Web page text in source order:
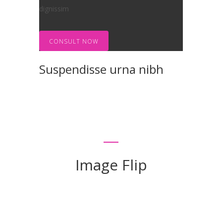
dignissim
CONSULT NOW
Suspendisse urna nibh
Image Flip